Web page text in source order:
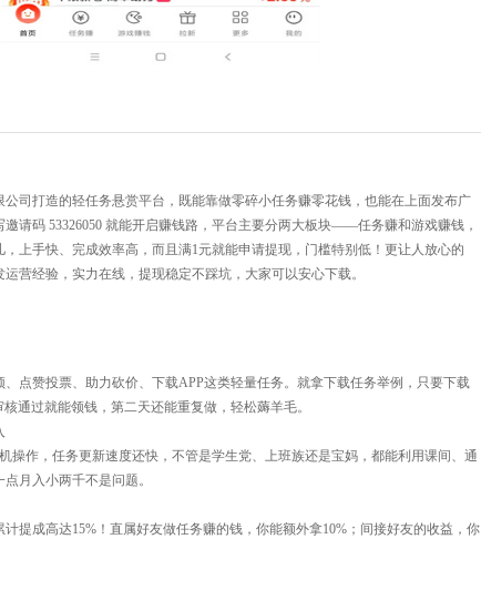
司打造的轻任务悬赏平台，既能靠做零碎小任务赚零花钱，也能在上面发布广
请码 53326050 就能开启赚钱路，平台主要分两大板块——任务赚和游戏赚钱，
上手快、完成效率高，而且满1元就能申请提现，门槛特别低！更让人放心的
营经验，实力在线，提现稳定不踩坑，大家可以安心下载。
点赞投票、助力砍价、下载APP这类轻量任务。就拿下载任务举例，只要下载
通过就能领钱，第二天还能重复做，轻松薅羊毛。
操作，任务更新速度还快，不管是学生党、上班族还是宝妈，都能利用课间、通
月入小两千不是问题。
提成高达15%！直属好友做任务赚的钱，你能额外拿10%；间接好友的收益，你